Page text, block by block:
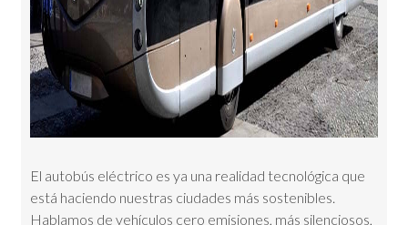
El autobús eléctrico es ya una realidad tecnológica que
está haciendo nuestras ciudades más sostenibles.
Hablamos de vehículos cero emisiones, más silenciosos,